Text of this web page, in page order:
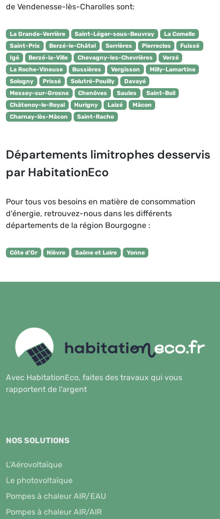
de Vendenesse-lès-Charolles sont:
La Grande-Verrière Saint-Léger-sous-Beuvray
La Comelle
Saint-Prix
Berzé-le-Châtel Serrières Pierreclos
Fuissé
Igé
Berzé-la-Ville Chevagny-les-Chevrières
Verzé
La Roche-Vineuse
Bussières Vergisson
Milly-Lamartine
Sologny
Prissé Solutré-Pouilly
Davayé
Messey-sur-Grosne
Chenôves Saules
Saint-Boil
Châtenoy-le-Royal
Hurigny Laizé
Mâcon
Charnay-lès-Mâcon
Saint-Racho
Départements limitrophes desservis
par HabitationEco
Pour tous vos besoins en matière de consommation
d'énergie, retrouvez-nous dans les différents
départements de la région Bourgogne :
Côte d'Or Nièvre Saône et Loire Yonne
Avec HabitationEco, faites des travaux qui vous
rapportent de l'argent
NOS SOLUTIONS
L’Aérovoltaïque
Le photovoltaïque
Pompes à chaleur AIR/EAU
Pompes à chaleur AIR/AIR